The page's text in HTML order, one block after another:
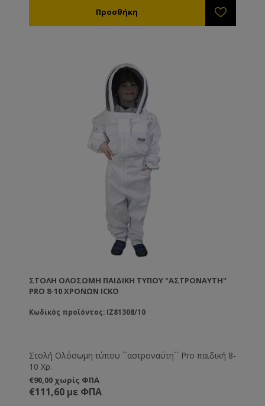
- Μεγάλη πίσω τσέπη με φερμουάρ
- Επιπλέον ενίσχυση στα γόνατα, τους αγκώνες, τους
συχνά τους ορόφους κυψελών
- Επιπλέον προστασία του φερμουάρ στο μπροστινό
- Το πίσω μέρος του καπέλου είναι ενισχυμένο με 2
στρώματα υφάσματος
- Μακρύ φερμουάρ στους αστραγάλους
- Λουράκι στο πίσω μέρος της στολής για κρέμασμα
- Για να ελαχιστοποιηθεί ο αποθηκευτικός χώρος, η
στολή μπορεί να διπλωθεί και να τοποθετηθεί στο
πολυεστέρας, αλλά το ύφασμα που χρησιμοποιείται
στις τσέπες, στις ενισχύσεις, στο πίσω μέρος του
καπέλου και στα μαξιλάρια είναι 65% πολυεστέρας
Οδηγίες πλύσης (Χωρίς καπέλο)
- Πλένεται καλύτερα στο χέρι, αλλά μπορεί να
- Μην χρησιμοποιείτε χλωρίνη
- Μην στίβετε
- Πλένεται προσεκτικά στο χέρι με ζεστό
ΣΤΟΛΉ ΟΛΌΣΩΜΗ ΠΑΙΔΙΚΉ ΤΎΠΟΥ "ΑΣΤΡΟΝΑΎΤΗ"
PRO 8-10 ΧΡΟΝΏΝ ICKO
Κωδικός προϊόντος: IZ81308/10
Στολή Ολόσωμη τύπου ``αστροναύτη`` Pro παιδική 8-
10 Χρ.
€90,00 χωρίς ΦΠΑ
€111,60 με ΦΠΑ